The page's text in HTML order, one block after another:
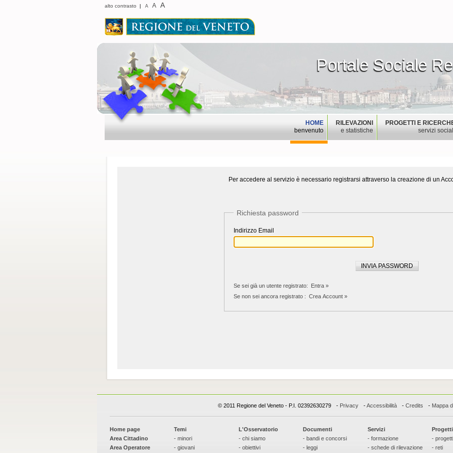
Portale Sociale
Portale Sociale
alto contrasto | A A A
PROGETTI E
servizi
RILEVAZIONI
e statistiche
HOME
benvenuto
Per accedere al servizio è necessario registrarsi attraverso la creazione di un
Richiesta password
Indirizzo Email
Se sei già un utente registrato:
Entra »
Se non sei ancora registrato : Crea Account »
© 2011 Regione del Veneto - P.I. 02392630279 - Privacy -Accessibilità - Credits - Mappa
Home page
Area Cittadino
Area Operatore
Temi
- minori
- giovani
L'Osservatorio
- chi siamo
- obiettivi
Documenti
- bandi e concorsi
- leggi
Servizi
- formazione
- schede di rilevazione
Progetti
- progetti
- reti